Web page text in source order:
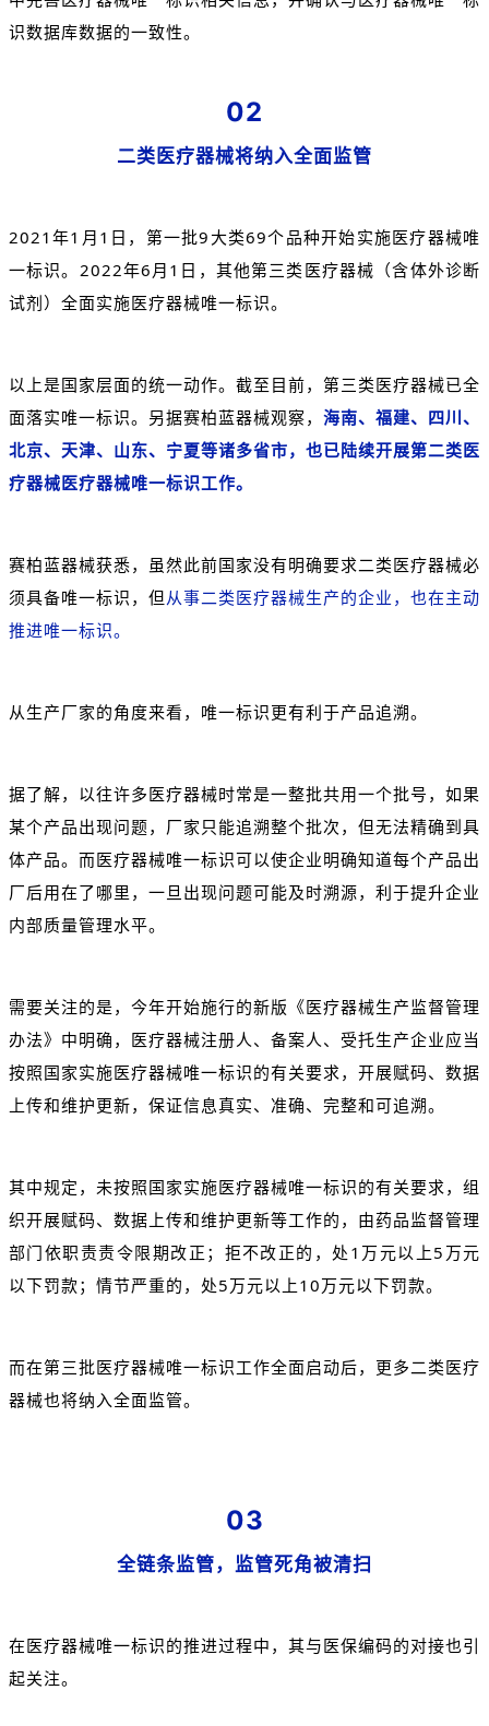
识数据库数据的一致性。
02
二类医疗器械将纳入全面监管
2021年1月1日，第一批9大类69个品种开始实施医疗器械唯
一标识。2022年6月1日，其他第三类医疗器械（含体外诊断
试剂）全面实施医疗器械唯一标识。
以上是国家层面的统一动作。截至目前，第三类医疗器械已全
面落实唯一标识。另据赛柏蓝器械观察， 海南、福建、四川、
北京、天津、山东、宁夏等诸多省市，也已陆续开展第二类医
疗器械医疗器械唯一标识工作。
赛柏蓝器械获悉，虽然此前国家没有明确要求二类医疗器械必
须具备唯一标识，但从事二类医疗器械生产的企业，也在主动
推进唯一标识。
从生产厂家的角度来看，唯一标识更有利于产品追溯。
据了解，以往许多医疗器械时常是一整批共用一个批号，如果
某个产品出现问题，厂家只能追溯整个批次，但无法精确到具
体产品。而医疗器械唯一标识可以使企业明确知道每个产品出
厂后用在了哪里，一旦出现问题可能及时溯源，利于提升企业
内部质量管理水平。
需要关注的是，今年开始施行的新版《医疗器械生产监督管理
办法》中明确，医疗器械注册人、备案人、受托生产企业应当
按照国家实施医疗器械唯一标识的有关要求，开展赋码、数据
上传和维护更新，保证信息真实、准确、完整和可追溯。
其中规定，未按照国家实施医疗器械唯一标识的有关要求，组
织开展赋码、数据上传和维护更新等工作的，由药品监督管理
部门依职责责令限期改正；拒不改正的，处1万元以上5万元
以下罚款；情节严重的，处5万元以上10万元以下罚款。
而在第三批医疗器械唯一标识工作全面启动后，更多二类医疗
器械也将纳入全面监管。
03
全链条监管，监管死角被清扫
在医疗器械唯一标识的推进过程中，其与医保编码的对接也引
起关注。